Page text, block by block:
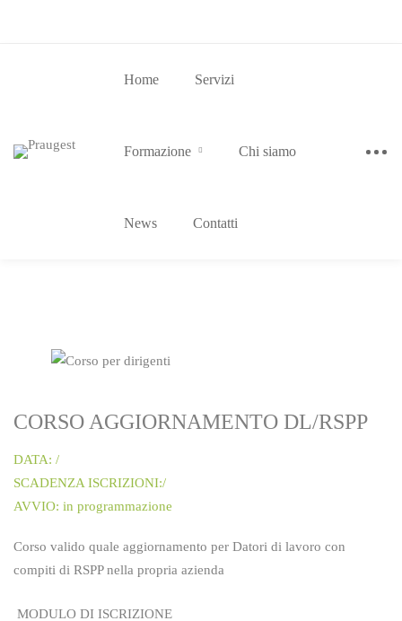
Home Servizi
Formazione Chi siamo
News Contatti
CORSO AGGIORNAMENTO DL/RSPP
DATA: /
SCADENZA ISCRIZIONI:/
AVVIO: in programmazione
Corso valido quale aggiornamento per Datori di lavoro con
compiti di RSPP nella propria azienda
MODULO DI ISCRIZIONE